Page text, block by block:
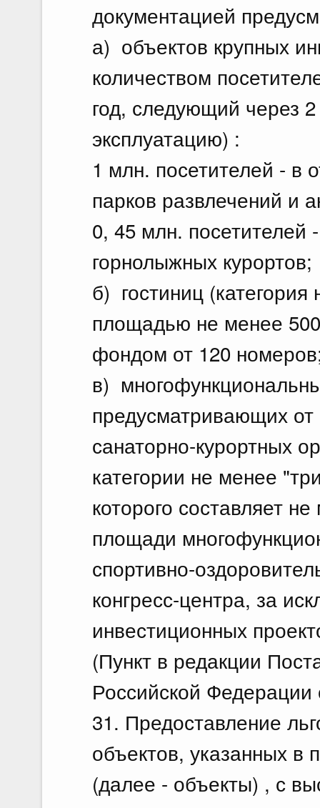
документацией
а) объектов крупных
количеством
год, следующий через
эксплуатацию) :
1 млн. посетителей - в
парков развлечений и
0, 45 млн. посетителей
горнолыжных курортов;
б) гостиниц
площадью не менее
фондом от 120
в)
предусматривающих
санаторно-курортных
категории не менее
которого составляет
площади
спортивно-
конгресс-центра, за
инвестиционных
(Пункт в редакции
Российской
31. Предоставление
объектов, указанных в
(далее - объекты) , с